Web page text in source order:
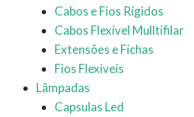
Cabos e Fios Rígidos
Cabos Flexível Mulltifilar
Extensões e Fichas
Fios Flexíveis
Lâmpadas
Capsulas Led